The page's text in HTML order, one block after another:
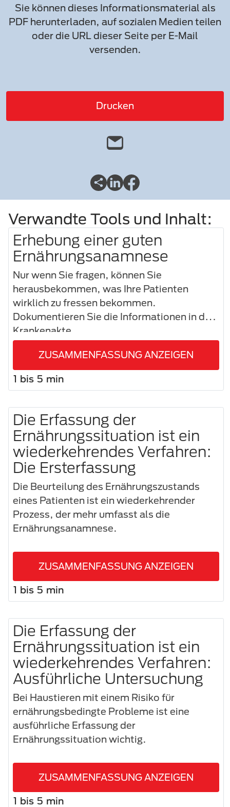
Sie können dieses Informationsmaterial als
PDF herunterladen, auf sozialen Medien teilen
oder die URL dieser Seite per E-Mail
versenden.
Drucken
Verwandte Tools und Inhalt:
Erhebung einer guten
Ernährungsanamnese
Nur wenn Sie fragen, können Sie
herausbekommen, was Ihre Patienten
wirklich zu fressen bekommen.
Dokumentieren Sie die Informationen in der
Krankenakte.
ZUSAMMENFASSUNG ANZEIGEN
1 bis 5 min
Die Erfassung der
Ernährungssituation ist ein
wiederkehrendes Verfahren:
Die Ersterfassung
Die Beurteilung des Ernährungszustands
eines Patienten ist ein wiederkehrender
Prozess, der mehr umfasst als die
Ernährungsanamnese.
ZUSAMMENFASSUNG ANZEIGEN
1 bis 5 min
Die Erfassung der
Ernährungssituation ist ein
wiederkehrendes Verfahren:
Ausführliche Untersuchung
Bei Haustieren mit einem Risiko für
ernährungsbedingte Probleme ist eine
ausführliche Erfassung der
Ernährungssituation wichtig.
ZUSAMMENFASSUNG ANZEIGEN
1 bis 5 min